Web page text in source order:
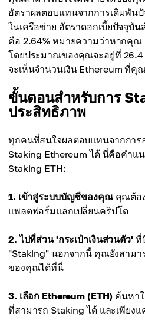
อัตราผลตอบแทนจากการเดิมพั
ในเครือข่าย อัตราดอกเบี้ยปัจจุบั
คือ 2.64% หมายความว่าหากคุณ
โดยประมาณของคุณจะอยู่ที่
จะเห็นจำนวนเงิน Ethereum ที่คุ
ขั้นตอนสำหรับการ
ประสิทธิภาพ
ทุกคนที่สนใจผลตอบแทนจากการ
Staking Ethereum ได้ นี่คือคำ
Staking ETH:
1. เข้าสู่ระบบบัญชีของคุณคุณต้อ
แพลตฟอร์มแลกเปลี่ยนคริปโต
2. ไปที่ส่วน 'กระเป๋าเงินส่วนตัว' ที่
"Staking" นอกจากนี้ คุณยังสาม
ของคุณได้ที่นี่
3. เลือก Ethereum (ETH) ค้นหา
ที่สามารถ Staking ได้ และเพียง